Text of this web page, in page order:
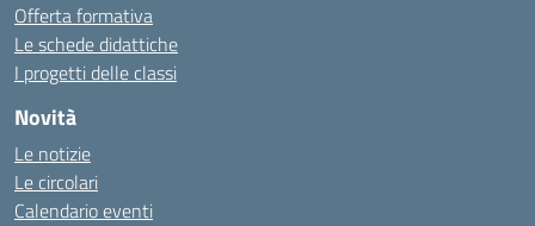
Offerta formativa
Le schede didattiche
I progetti delle classi
Novità
Le notizie
Le circolari
Calendario eventi